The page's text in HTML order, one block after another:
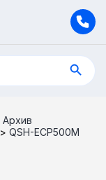
Архив
> QSH-ECP500M